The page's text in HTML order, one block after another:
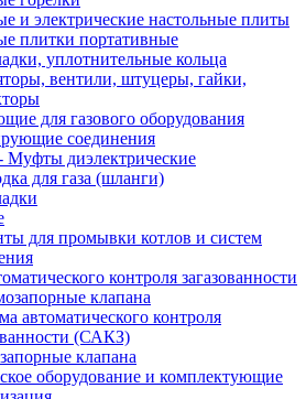
и электрические настольные плиты
плитки портативные
уплотнительные кольца
вентили, штуцеры, гайки,
для газового оборудования
соединения
Муфты диэлектрические
для газа (шланги)
для промывки котлов и систем
контроля загазованности
клапана
автоматического контроля
(САКЗ)
клапана
оборудование и комплектующие